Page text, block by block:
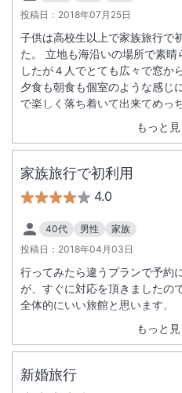
投稿日： 2018年07月25日
もっと見
子供は高校生以上で家族旅行で
た。 立地も海沿いの場所で素
したが４人でとても広々で窓か
夕食も朝食も個室のような感じ
で楽しく落ち着いて出来てめっ
娘は食べきれないぐらいのいろ
みんな大満足でした。目の前で
すごく美味しかったです。 メ
しかったです。 屋上にある露天
をあげるなら、部屋の冷蔵庫の
エアコンが故障中だった事です
たです。 是非また利用したいな
家族旅行で初利用
4.0
40代 男性
家族
投稿日： 2018年04月03日
もっと見
行ってみたら違うプランで予約
が、すぐに対応を頂きましたの
全体的にいい旅館と思います。
新婚旅行